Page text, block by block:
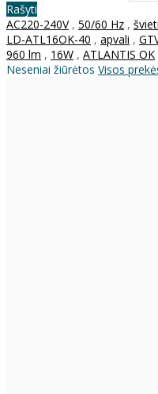
Rašyti
AC220-240V, 50/60 Hz ,
LD-ATL16OK-40 , apvali ,
960 lm , 16W , ATLANTIS OK
Neseniai žiūrėtos Visos